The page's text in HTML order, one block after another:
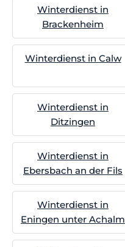
Winterdienst in
Brackenheim
Winterdienst in Calw
Winterdienst in
Ditzingen
Winterdienst in
Ebersbach an der Fils
Winterdienst in
Eningen unter Achalm